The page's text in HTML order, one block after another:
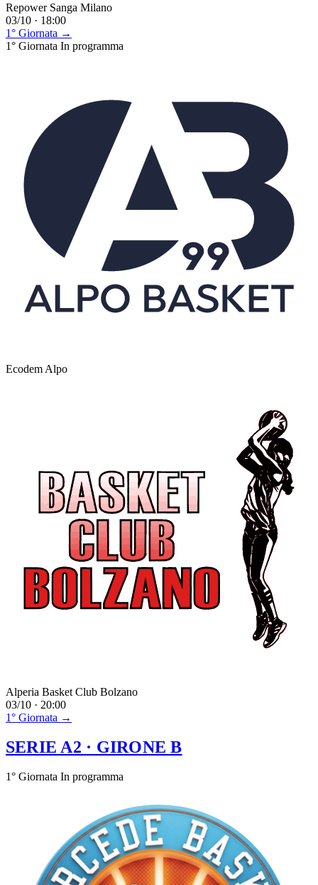
Repower Sanga Milano
03/10 · 18:00
1° Giornata →
1° Giornata In programma
Ecodem Alpo
Alperia Basket Club Bolzano
03/10 · 20:00
1° Giornata →
SERIE A2 · GIRONE B
1° Giornata In programma